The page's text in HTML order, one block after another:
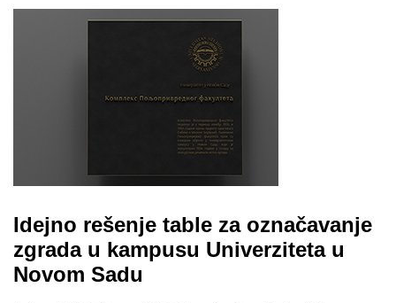
Idejno rešenje table za označavanje
zgrada u kampusu Univerziteta u
Novom Sadu